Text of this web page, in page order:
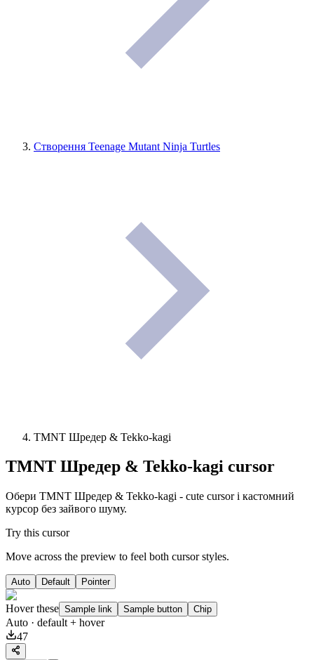
Створення Teenage Mutant Ninja Turtles
TMNT Шредер & Tekko-kagi
TMNT Шредер & Tekko-kagi cursor
Обери TMNT Шредер & Tekko-kagi - cute cursor і кастомний
курсор без зайвого шуму.
Try this cursor
Move across the preview to feel both cursor styles.
Auto Default Pointer
Hover these Sample link Sample button Chip
Auto · default + hover
47